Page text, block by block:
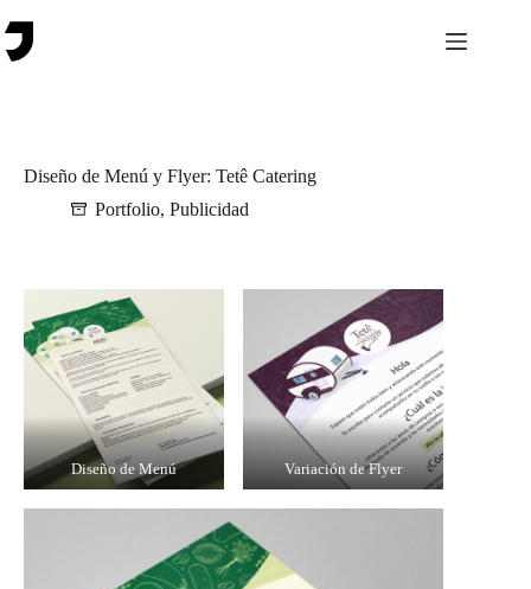
al
contenido
Diseño de Menú y Flyer: Tetê Catering
Portfolio, Publicidad
Diseño de Menú Variación de Flyer